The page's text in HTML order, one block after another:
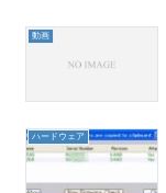
動画
ハードウェア